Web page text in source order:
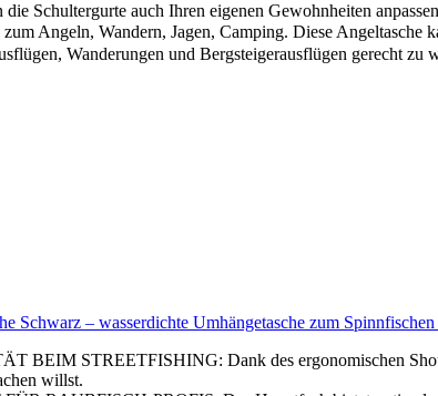
die Schultergurte auch Ihren eigenen Gewohnheiten
zum Angeln, Wandern, Jagen, Camping. Diese
Wanderungen und Bergsteigerausflügen gerecht zu
Schwarz – wasserdichte Umhängetasche zum
STREETFISHING: Dank des ergonomischen
willst.